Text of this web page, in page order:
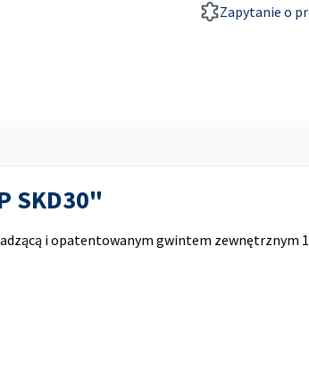
Zapytanie o
SKD30"
i opatentowanym gwintem